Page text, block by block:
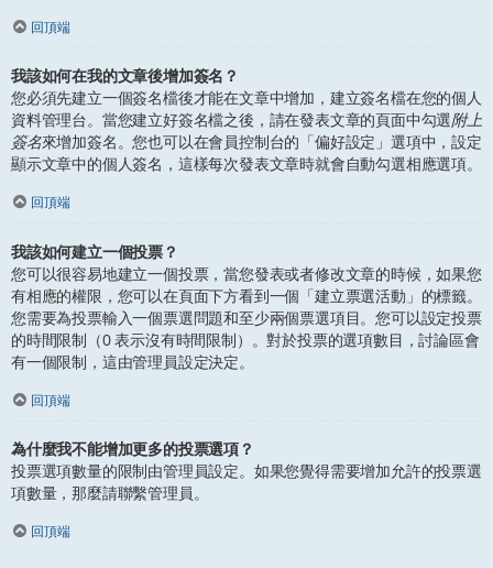
回頂端
我該如何在我的文章後增加簽名？
您必須先建立一個簽名檔後才能在文章中增加，建立簽名檔在您的個人
資料管理台。當您建立好簽名檔之後，請在發表文章的頁面中勾選附上
簽名來增加簽名。您也可以在會員控制台的「偏好設定」選項中，設定
顯示文章中的個人簽名，這樣每次發表文章時就會自動勾選相應選項。
回頂端
我該如何建立一個投票？
您可以很容易地建立一個投票，當您發表或者修改文章的時候，如果您
有相應的權限，您可以在頁面下方看到一個「建立票選活動」的標籤。
您需要為投票輸入一個票選問題和至少兩個票選項目。您可以設定投票
的時間限制（0 表示沒有時間限制）。對於投票的選項數目，討論區會
有一個限制，這由管理員設定決定。
回頂端
為什麼我不能增加更多的投票選項？
投票選項數量的限制由管理員設定。如果您覺得需要增加允許的投票選
項數量，那麼請聯繫管理員。
回頂端